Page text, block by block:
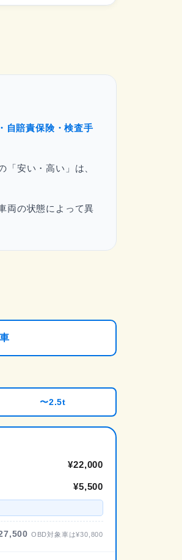
自賠責保険・検査手
安い・高い」は、
両の状態によって異
〜2.5t
¥22,000
¥5,500
OBD対象車は¥30,800